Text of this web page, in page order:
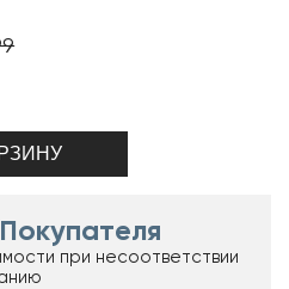
при несоответствии